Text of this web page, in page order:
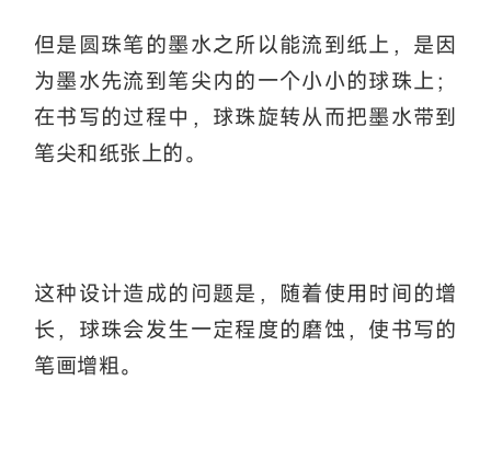
但是圆珠笔的墨水之所以能流到纸上，是因
为墨水先流到笔尖内的一个小小的球珠上；
在书写的过程中，球珠旋转从而把墨水带到
笔尖和纸张上的。
这种设计造成的问题是，随着使用时间的增
长，球珠会发生一定程度的磨蚀，使书写的
笔画增粗。